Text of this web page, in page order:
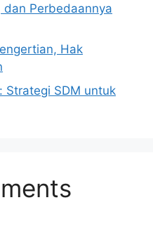
dan Perbedaannya
Hak
Strategi SDM untuk